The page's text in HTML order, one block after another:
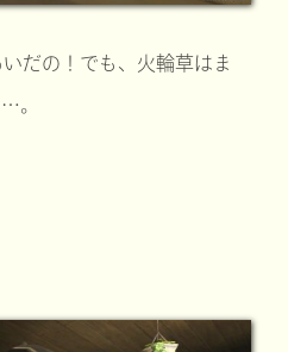
だの！でも、火輪草はま
。